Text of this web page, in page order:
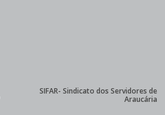
SIFAR- Sindicato dos Servidores de
Araucária